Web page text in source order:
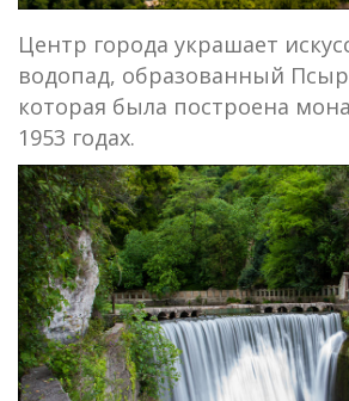
Центр города украшает
водопад, образованный
которая была построена
1953 годах.